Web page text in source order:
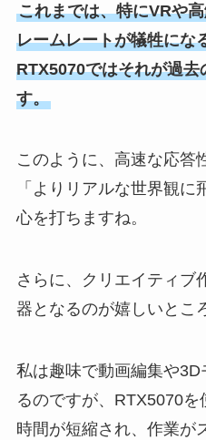
これまでは、特にVRや
レームレートが犠牲にな
RTX5070ではそれが過
す。
このように、高速な応答
「よりリアルな世界観
心を打ちますね。
さらに、クリエイティブ
器となるのが嬉しいとこ
私は趣味で動画編集や
るのですが、RTX5070
時間が短縮され、作業が